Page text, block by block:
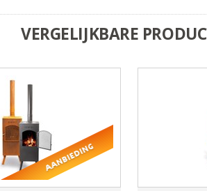
VERGELIJKBARE